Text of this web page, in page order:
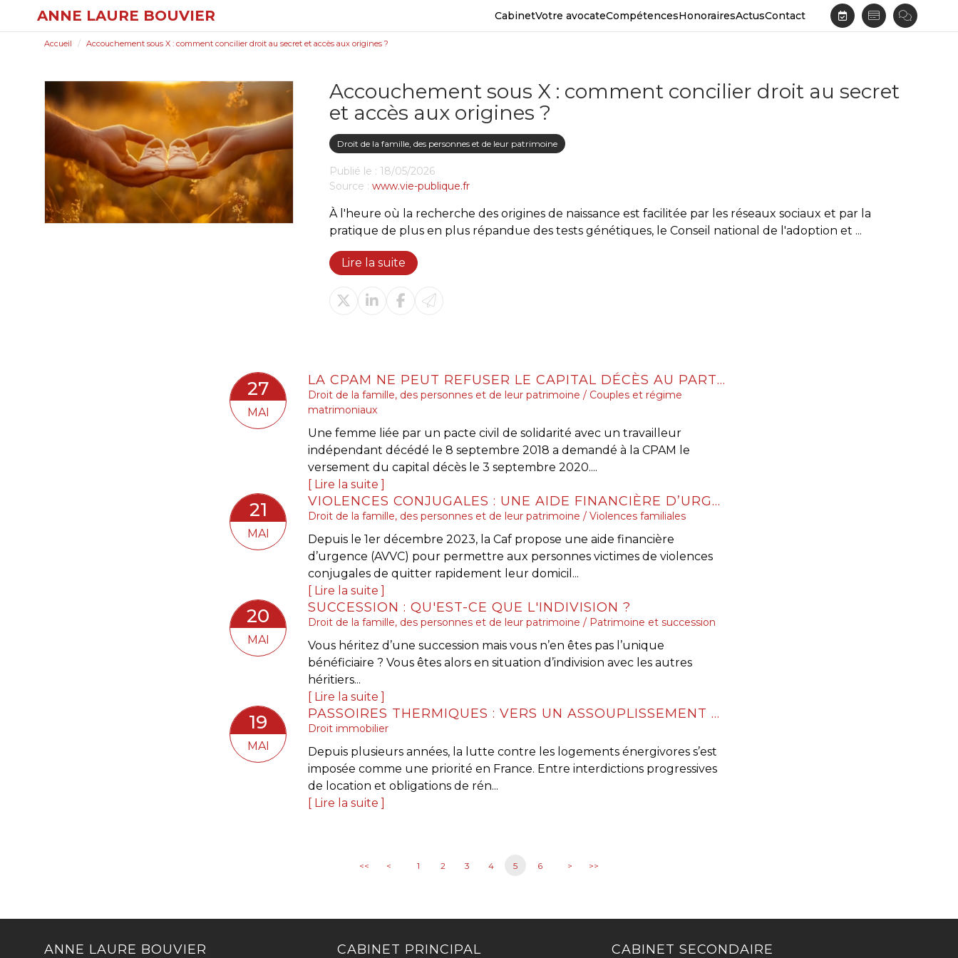
ANNE LAURE BOUVIER CabinetVotre avocateCompétencesHonorairesActusContact
Accueil Accouchement sous X : comment concilier droit au secret et accès aux origines ?
Accouchement sous X : comment concilier droit au secret
et accès aux origines ?
Publié le : 18/05/2026
Droit de la famille, des personnes et de leur patrimoine
Source : www.vie-publique.fr
À l'heure où la recherche des origines de naissance est facilitée par les réseaux sociaux et par la
pratique de plus en plus répandue des tests génétiques, le Conseil national de l'adoption et ...
Lire la suite
LA CPAM NE PEUT REFUSER LE CAPITAL DÉCÈS AU PARTENAIRE DE PACS À CHARGE AU SEUL MOTIF QU’AUCUNE DEMANDE N’A ÉTÉ FAITE DANS LE DÉLAI D’UN MOIS
27
MAI
Droit de la famille, des personnes et de leur patrimoine / Couples et régime
matrimoniaux
Une femme liée par un pacte civil de solidarité avec un travailleur
indépendant décédé le 8 septembre 2018 a demandé à la CPAM le
versement du capital décès le 3 septembre 2020....
Lire la suite
VIOLENCES CONJUGALES : UNE AIDE FINANCIÈRE D’URGENCE POUR QUITTER LE DOMICILE EN SÉCURITÉ
21
MAI
Droit de la famille, des personnes et de leur patrimoine / Violences familiales
Depuis le 1er décembre 2023, la Caf propose une aide financière
d’urgence (AVVC) pour permettre aux personnes victimes de violences
conjugales de quitter rapidement leur domicil...
Lire la suite
SUCCESSION : QU'EST-CE QUE L'INDIVISION ?
20
MAI
Droit de la famille, des personnes et de leur patrimoine / Patrimoine et succession
Vous héritez d’une succession mais vous n’en êtes pas l’unique
bénéficiaire ? Vous êtes alors en situation d’indivision avec les autres
héritiers...
Lire la suite
PASSOIRES THERMIQUES : VERS UN ASSOUPLISSEMENT DES RÈGLES DE LOCATION EN FRANCE ?
19
MAI
Droit immobilier
Depuis plusieurs années, la lutte contre les logements énergivores s’est
imposée comme une priorité en France. Entre interdictions progressives
de location et obligations de rén...
Lire la suite
<< < 1 2 3 4 5 6 > >>
ANNE LAURE BOUVIER CABINET PRINCIPAL CABINET SECONDAIRE